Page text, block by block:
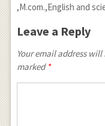
,M.com.,English and
Leave a Reply
Your email address
marked *